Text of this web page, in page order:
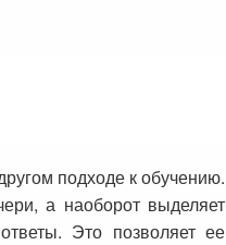
подходе к обучению.
а наоборот выделяет
Это позволяет ее